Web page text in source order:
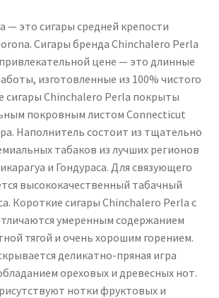
— это сигары средней крепости
Сигары бренда Chinchalero Perla
цене — это длинные
изготовленные из 100% чистого
сигары Chinchalero Perla покрыты
покровным листом Connecticut
Наполнитель состоит из тщательно
табаков из лучших регионов
и Гондураса. Для связующего
высококачественный табачный
Короткие сигары Chinchalero Perla с
умеренным содержанием
тягой и очень хорошим горением.
деликатно-пряная игра
ореховых и древесных нот.
нотки фруктовых и